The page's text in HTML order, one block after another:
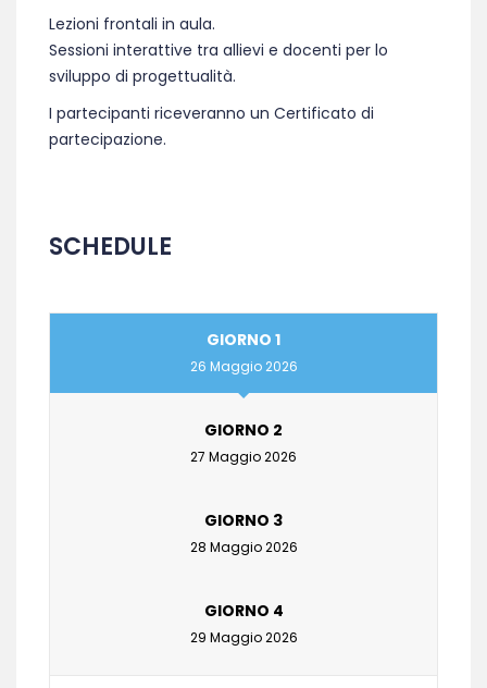
Lezioni frontali in aula.
Sessioni interattive tra allievi e docenti per lo
sviluppo di progettualità.
I partecipanti riceveranno un Certificato di
partecipazione.
SCHEDULE
GIORNO 1
26 Maggio 2026
GIORNO 2
27 Maggio 2026
GIORNO 3
28 Maggio 2026
GIORNO 4
29 Maggio 2026